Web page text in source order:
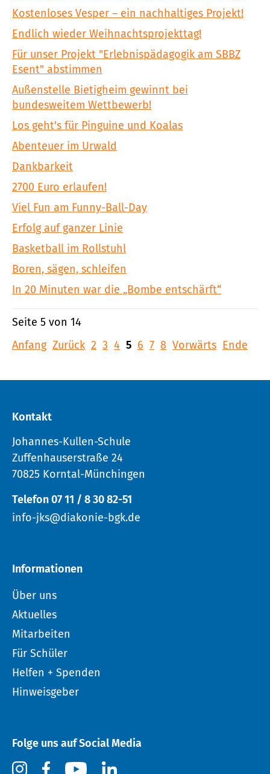
Kostenloses Vesper – ein nachhaltiges Projekt!
Endlich wieder Weihnachtsprojekttag!
Für unser Projekt "Erlebnispädagogik am SBBZ
Esent" abstimmen
Außenstelle Bietigheim gewinnt bei
bundesweitem Wettbewerb!
Los geht's für Pinguine und Koalas
Abenteuer im Urwald
Dankbarkeit
2700 Euro erlaufen!
Viel Fun am Funny-Ball-Day
Erfolg auf ganzer Linie
Basketball im Rollstuhl
Boren, sägen, schleifen
In 20 Minuten war die „Bombe entschärft“
Seite 5 von 14
Anfang Zurück 2 3 4 5 6 7 8 Vorwärts Ende
Kontakt
Johannes-Kullen-Schule
Zuffenhauserstraße 24
70825 Korntal-Münchingen
Telefon 07 11 / 8 30 82-51
info-jks@diakonie-bgk.de
Informationen
Über uns
Aktuelles
Mitarbeiten
Für Schüler
Helfen + Spenden
Hinweisgeber
Folge uns auf Social Media